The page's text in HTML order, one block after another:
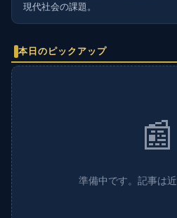
現代社会の課題。
本日のピックアップ
📰
準備中です。記事は近